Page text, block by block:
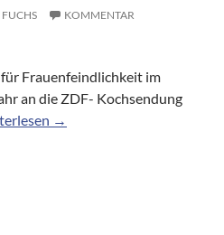
KOMMENTAR
für Frauenfeindlichkeit im
an die ZDF- Kochsendung
Gurke” für Frauenfeindlichkeit
→